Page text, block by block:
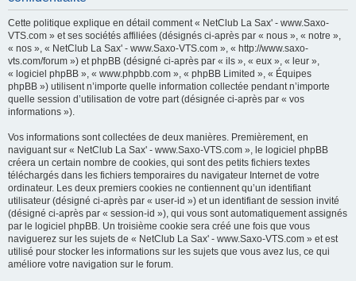
h
Cette politique explique en détail comment « NetClub La Sax' - www.Saxo-
VTS.com » et ses sociétés affiliées (désignés ci-après par « nous », « notre »,
« nos », « NetClub La Sax' - www.Saxo-VTS.com », « http://www.saxo-
vts.com/forum ») et phpBB (désigné ci-après par « ils », « eux », « leur »,
« logiciel phpBB », « www.phpbb.com », « phpBB Limited », « Équipes
phpBB ») utilisent n’importe quelle information collectée pendant n’importe
quelle session d’utilisation de votre part (désignée ci-après par « vos
informations »).
Vos informations sont collectées de deux manières. Premièrement, en
naviguant sur « NetClub La Sax' - www.Saxo-VTS.com », le logiciel phpBB
créera un certain nombre de cookies, qui sont des petits fichiers textes
téléchargés dans les fichiers temporaires du navigateur Internet de votre
ordinateur. Les deux premiers cookies ne contiennent qu’un identifiant
utilisateur (désigné ci-après par « user-id ») et un identifiant de session invité
(désigné ci-après par « session-id »), qui vous sont automatiquement assignés
par le logiciel phpBB. Un troisième cookie sera créé une fois que vous
naviguerez sur les sujets de « NetClub La Sax' - www.Saxo-VTS.com » et est
utilisé pour stocker les informations sur les sujets que vous avez lus, ce qui
améliore votre navigation sur le forum.